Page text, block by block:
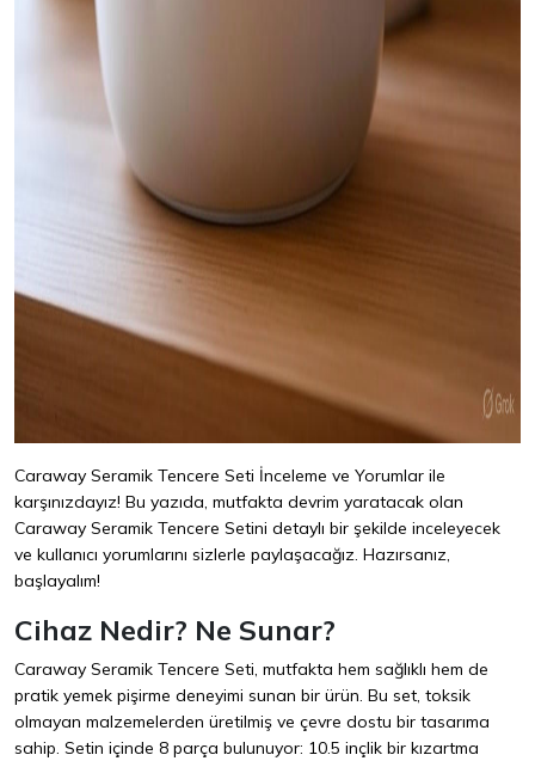
Caraway Seramik Tencere Seti İnceleme ve Yorumlar ile
karşınızdayız! Bu yazıda, mutfakta devrim yaratacak olan
Caraway Seramik Tencere Setini detaylı bir şekilde inceleyecek
ve kullanıcı yorumlarını sizlerle paylaşacağız. Hazırsanız,
başlayalım!
Cihaz Nedir? Ne Sunar?
Caraway Seramik Tencere Seti, mutfakta hem sağlıklı hem de
pratik yemek pişirme deneyimi sunan bir ürün. Bu set, toksik
olmayan malzemelerden üretilmiş ve çevre dostu bir tasarıma
sahip. Setin içinde 8 parça bulunuyor: 10.5 inçlik bir kızartma